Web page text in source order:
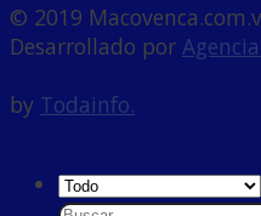
© 2019
Desarrollado por
by Todainfo.